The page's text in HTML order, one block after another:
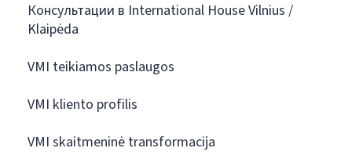
Консультации в International House Vilnius /
Klaipėda
VMI teikiamos paslaugos
VMI kliento profilis
VMI skaitmeninė transformacija